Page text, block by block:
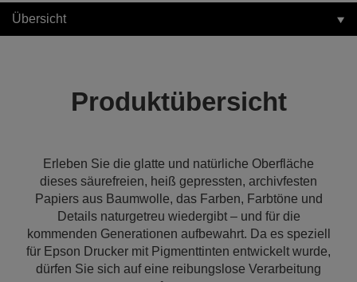
Übersicht
Produktübersicht
Erleben Sie die glatte und natürliche Oberfläche
dieses säurefreien, heiß gepressten, archivfesten
Papiers aus Baumwolle, das Farben, Farbtöne und
Details naturgetreu wiedergibt – und für die
kommenden Generationen aufbewahrt. Da es speziell
für Epson Drucker mit Pigmenttinten entwickelt wurde,
dürfen Sie sich auf eine reibungslose Verarbeitung